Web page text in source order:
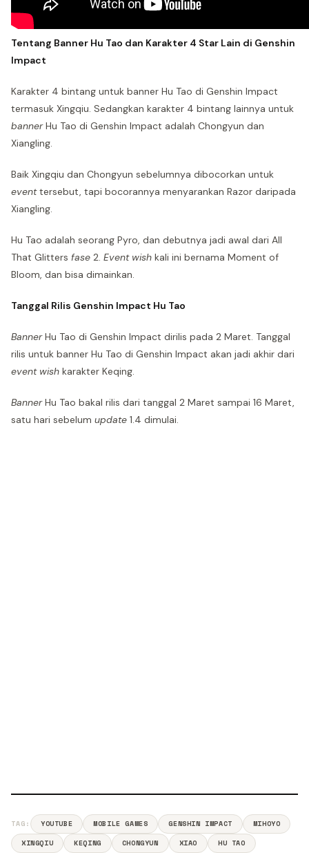
Tentang Banner Hu Tao dan Karakter 4 Star Lain di Genshin
Impact
Karakter 4 bintang untuk banner Hu Tao di Genshin Impact
termasuk Xingqiu. Sedangkan karakter 4 bintang lainnya untuk
bannerHu Tao di Genshin Impact adalah Chongyun dan
Xiangling.
Baik Xingqiu dan Chongyun sebelumnya dibocorkan untuk
eventtersebut, tapi bocorannya menyarankan Razor daripada
Xiangling.
Hu Tao adalah seorang Pyro, dan debutnya jadi awal dari All
That Glitters fase 2. Event wish kali ini bernama Moment of
Bloom, dan bisa dimainkan.
Tanggal Rilis Genshin Impact Hu Tao
BannerHu Tao di Genshin Impact dirilis pada 2 Maret. Tanggal
rilis untuk banner Hu Tao di Genshin Impact akan jadi akhir dari
event wish karakter Keqing.
BannerHu Tao bakal rilis dari tanggal 2 Maret sampai 16 Maret,
satu hari sebelum update 1.4 dimulai.
TAG: YOUTUBE MOBILE GAMES GENSHIN IMPACT
MIHOYO
XINGQIU
KEQING CHONGYUN XIAO HU TAO